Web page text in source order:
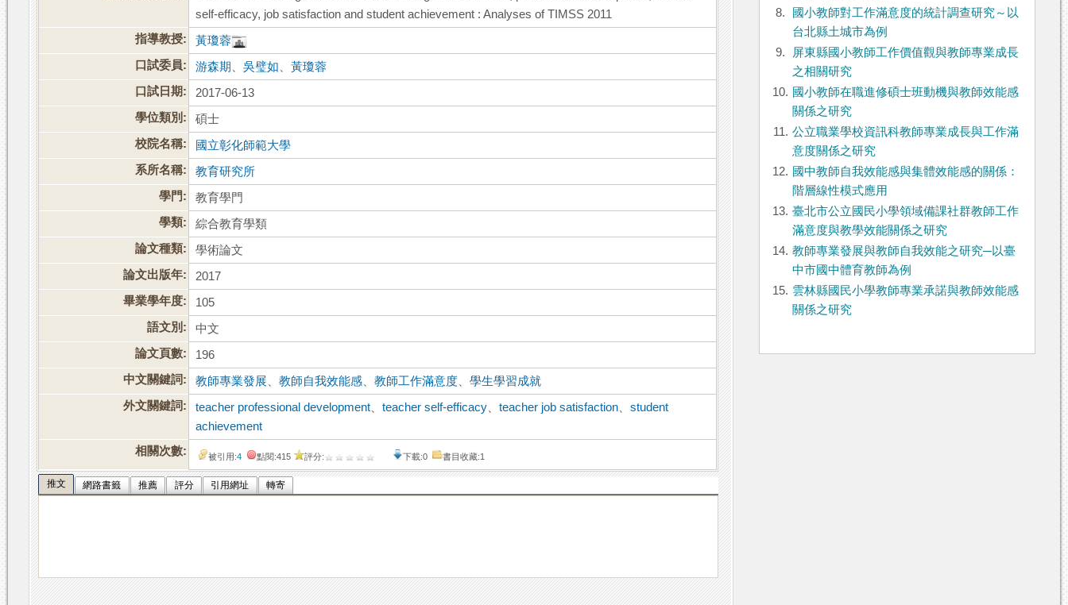
self-efficacy, job satisfaction and student achievement : Analyses of TIMSS 2011
指導教授:
黃瓊蓉
口試委員:
游森期 、吳璧如 、黃瓊蓉
口試日期:
2017-06-13
學位類別:
碩士
校院名稱:
國立彰化師範大學
系所名稱:
教育研究所
學門:
教育學門
學類:
綜合教育學類
論文種類:
學術論文
論文出版年:
2017
畢業學年度:
105
語文別:
中文
論文頁數:
196
中文關鍵詞:
教師專業發展 、教師自我效能感 、教師工作滿意度 、學生學習成就
外文關鍵詞:
teacher professional development 、teacher self-efficacy 、teacher job satisfaction 、student
achievement
相關次數:
被引用:4 點閱:415 評分: 下載:0 書目收藏:1
推文 網路書籤 推薦 評分 引用網址 轉寄
8.
國小教師對工作滿意度的統計調查研究～以
台北縣土城市為例
9.
屏東縣國小教師工作價值觀與教師專業成長
之相關研究
10. 國小教師在職進修碩士班動機與教師效能感
關係之研究
11. 公立職業學校資訊科教師專業成長與工作滿
意度關係之研究
12. 國中教師自我效能感與集體效能感的關係：
階層線性模式應用
13. 臺北市公立國民小學領域備課社群教師工作
滿意度與教學效能關係之研究
14. 教師專業發展與教師自我效能之研究─以臺
中市國中體育教師為例
15. 雲林縣國民小學教師專業承諾與教師效能感
關係之研究